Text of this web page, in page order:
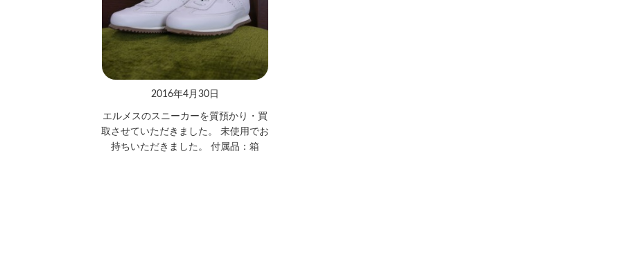
2016年4月30日
エルメスのスニーカーを質預かり・買
取させていただきました。 未使用でお
持ちいただきました。 付属品：箱